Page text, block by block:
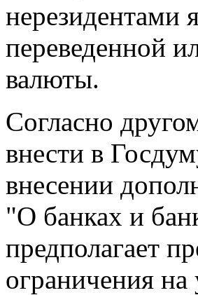
нерезидентами
переведенной
валюты.
Согласно
внести в
внесении
"О банках и
предполагает
ограничения